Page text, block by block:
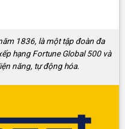
1836, là một tập đoàn đa
hạng Fortune Global 500 và
năng, tự động hóa.